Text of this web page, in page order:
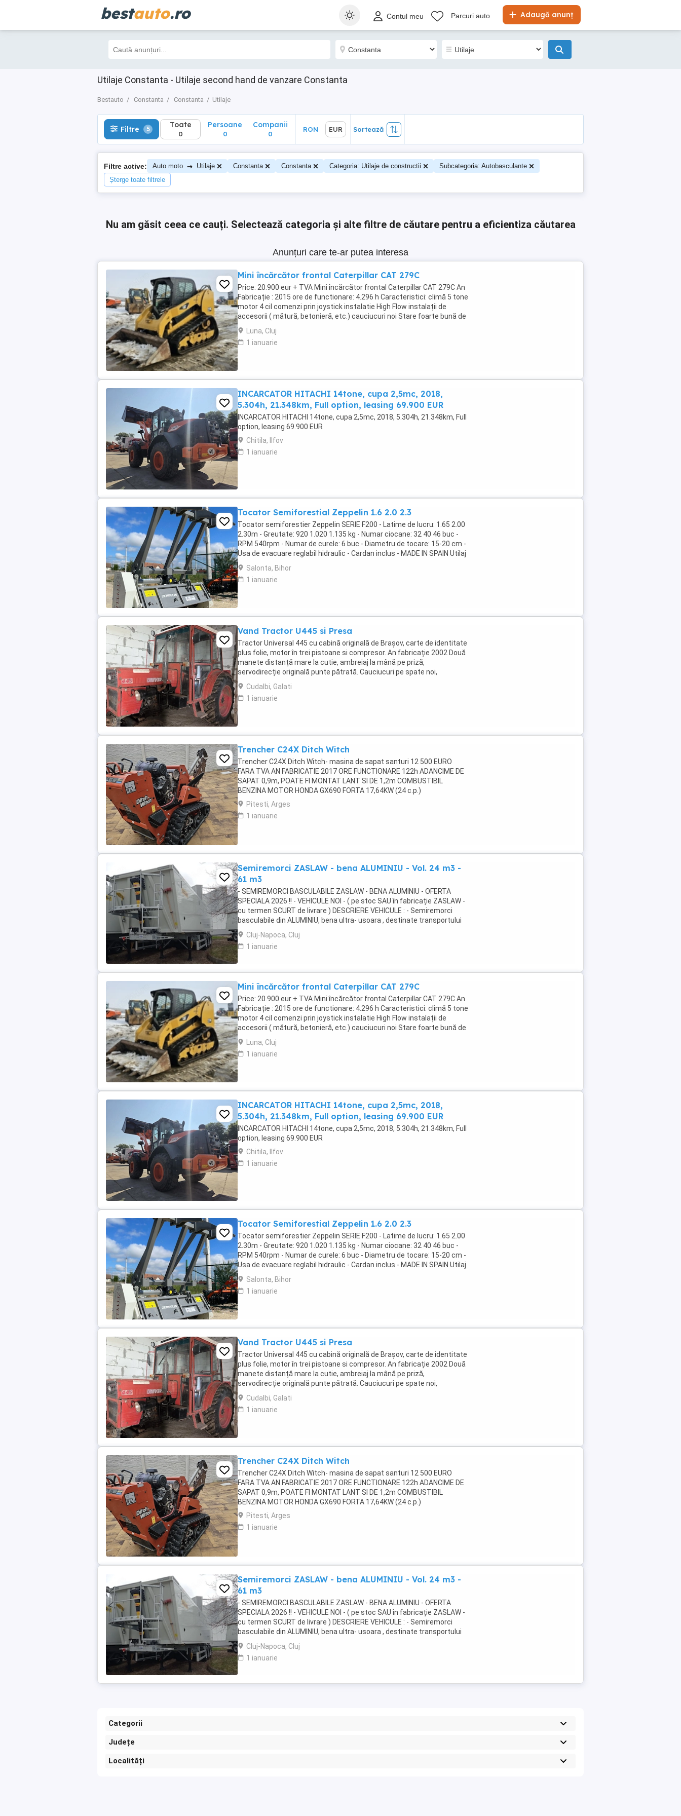
bestauto.ro Adaugă anunț
Contul meu Parcuri auto
Utilaje Constanta - Utilaje second hand de vanzare Constanta
Bestauto Constanta Constanta Utilaje
Filtre 5 Toate
0
Sortează
Filtre 5 Toate
0
Persoane
0
Companii
0
RON EUR Sortează
Filtre active: Auto moto → Utilaje Constanta Constanta Categoria: Utilaje de constructii
Subcategoria: Autobasculante
Șterge toate filtrele
Nu am găsit ceea ce cauți. Selectează categoria și alte filtre de căutare pentru a eficientiza căutarea
Anunțuri care te-ar putea interesa
Mini încărcător frontal Caterpillar CAT 279C
Price: 20.900 eur + TVA Mini încărcător frontal Caterpillar CAT 279C An
Fabricație : 2015 ore de functionare: 4.296 h Caracteristici: climă 5 tone
motor 4 cil comenzi prin joystick instalatie High Flow instalații de
accesorii ( mătură, betonieră, etc.) cauciucuri noi Stare foarte bună de
funcțion ...
Luna, Cluj
1 ianuarie
INCARCATOR HITACHI 14tone, cupa 2,5mc, 2018,
5.304h, 21.348km, Full option, leasing 69.900 EUR
INCARCATOR HITACHI 14tone, cupa 2,5mc, 2018, 5.304h, 21.348km, Full
option, leasing 69.900 EUR
Chitila, Ilfov
1 ianuarie
Tocator Semiforestial Zeppelin 1.6 2.0 2.3
Tocator semiforestier Zeppelin SERIE F200 - Latime de lucru: 1.65 2.00
2.30m - Greutate: 920 1.020 1.135 kg - Numar ciocane: 32 40 46 buc -
RPM 540rpm - Numar de curele: 6 buc - Diametru de tocare: 15-20 cm -
Usa de evacuare reglabil hidraulic - Cardan inclus - MADE IN SPAIN Utilaj
forestier pentru ...
Salonta, Bihor
1 ianuarie
Vand Tractor U445 si Presa
Tractor Universal 445 cu cabină originală de Brașov, carte de identitate
plus folie, motor în trei pistoane si compresor. An fabricație 2002 Două
manete distanță mare la cutie, ambreiaj la mână pe priză,
servodirecție originală punte pătrată. Cauciucuri pe spate noi,
cauciucuri pe față 80%. Tractorul ...
Cudalbi, Galati
1 ianuarie
Trencher C24X Ditch Witch
Trencher C24X Ditch Witch- masina de sapat santuri 12 500 EURO
FARA TVA AN FABRICATIE 2017 ORE FUNCTIONARE 122h ADANCIME DE
SAPAT 0,9m, POATE FI MONTAT LANT SI DE 1,2m COMBUSTIBIL
BENZINA MOTOR HONDA GX690 FORTA 17,64KW (24 c.p.)
Pitesti, Arges
1 ianuarie
Semiremorci ZASLAW - bena ALUMINIU - Vol. 24 m3 -
61 m3
- SEMIREMORCI BASCULABILE ZASLAW - BENA ALUMINIU - OFERTA
SPECIALA 2026 !! - VEHICULE NOI - ( pe stoc SAU în fabricație ZASLAW -
cu termen SCURT de livrare ) DESCRIERE VEHICULE : - Semiremorci
basculabile din ALUMINIU, bena ultra- usoara , destinate transportului
de cereale si al altor materiale ...
Cluj-Napoca, Cluj
1 ianuarie
Mini încărcător frontal Caterpillar CAT 279C
Price: 20.900 eur + TVA Mini încărcător frontal Caterpillar CAT 279C An
Fabricație : 2015 ore de functionare: 4.296 h Caracteristici: climă 5 tone
motor 4 cil comenzi prin joystick instalatie High Flow instalații de
accesorii ( mătură, betonieră, etc.) cauciucuri noi Stare foarte bună de
funcțion ...
Luna, Cluj
1 ianuarie
INCARCATOR HITACHI 14tone, cupa 2,5mc, 2018,
5.304h, 21.348km, Full option, leasing 69.900 EUR
INCARCATOR HITACHI 14tone, cupa 2,5mc, 2018, 5.304h, 21.348km, Full
option, leasing 69.900 EUR
Chitila, Ilfov
1 ianuarie
Tocator Semiforestial Zeppelin 1.6 2.0 2.3
Tocator semiforestier Zeppelin SERIE F200 - Latime de lucru: 1.65 2.00
2.30m - Greutate: 920 1.020 1.135 kg - Numar ciocane: 32 40 46 buc -
RPM 540rpm - Numar de curele: 6 buc - Diametru de tocare: 15-20 cm -
Usa de evacuare reglabil hidraulic - Cardan inclus - MADE IN SPAIN Utilaj
forestier pentru ...
Salonta, Bihor
1 ianuarie
Vand Tractor U445 si Presa
Tractor Universal 445 cu cabină originală de Brașov, carte de identitate
plus folie, motor în trei pistoane si compresor. An fabricație 2002 Două
manete distanță mare la cutie, ambreiaj la mână pe priză,
servodirecție originală punte pătrată. Cauciucuri pe spate noi,
cauciucuri pe față 80%. Tractorul ...
Cudalbi, Galati
1 ianuarie
Trencher C24X Ditch Witch
Trencher C24X Ditch Witch- masina de sapat santuri 12 500 EURO
FARA TVA AN FABRICATIE 2017 ORE FUNCTIONARE 122h ADANCIME DE
SAPAT 0,9m, POATE FI MONTAT LANT SI DE 1,2m COMBUSTIBIL
BENZINA MOTOR HONDA GX690 FORTA 17,64KW (24 c.p.)
Pitesti, Arges
1 ianuarie
Semiremorci ZASLAW - bena ALUMINIU - Vol. 24 m3 -
61 m3
- SEMIREMORCI BASCULABILE ZASLAW - BENA ALUMINIU - OFERTA
SPECIALA 2026 !! - VEHICULE NOI - ( pe stoc SAU în fabricație ZASLAW -
cu termen SCURT de livrare ) DESCRIERE VEHICULE : - Semiremorci
basculabile din ALUMINIU, bena ultra- usoara , destinate transportului
de cereale si al altor materiale ...
Cluj-Napoca, Cluj
1 ianuarie
Categorii
Județe
Localități